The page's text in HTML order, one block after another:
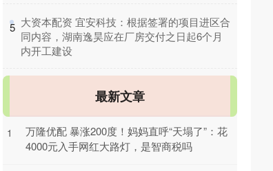
5 ​大资本配资 宜安科技：根据签署的项目进区合
同内容，湖南逸昊应在厂房交付之日起6个月
内开工建设
最新文章
1
万隆优配 暴涨200度！妈妈直呼“天塌了”：花
4000元入手网红大路灯，是智商税吗